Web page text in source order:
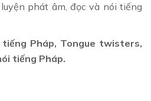
phát âm, đọc và nói tiếng
Pháp, Tongue twisters,
tiếng Pháp.